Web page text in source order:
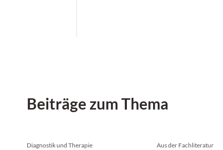
Beiträge zum Thema
Diagnostik und Therapie Aus der Fachliteratur